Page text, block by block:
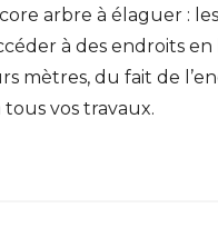
arbre à élaguer : les
à des endroits
mètres, du fait de
vos travaux.